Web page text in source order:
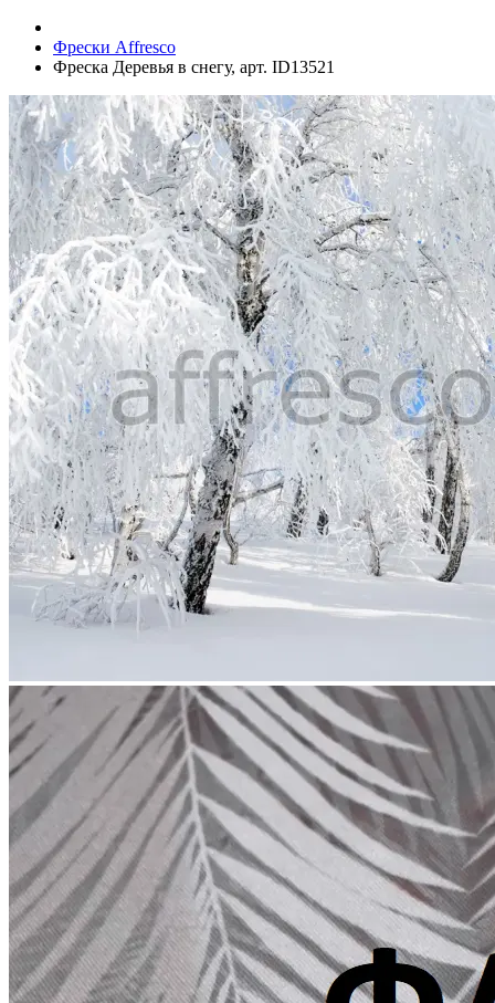
Фрески Affresco
Фреска Деревья в снегу, арт. ID13521